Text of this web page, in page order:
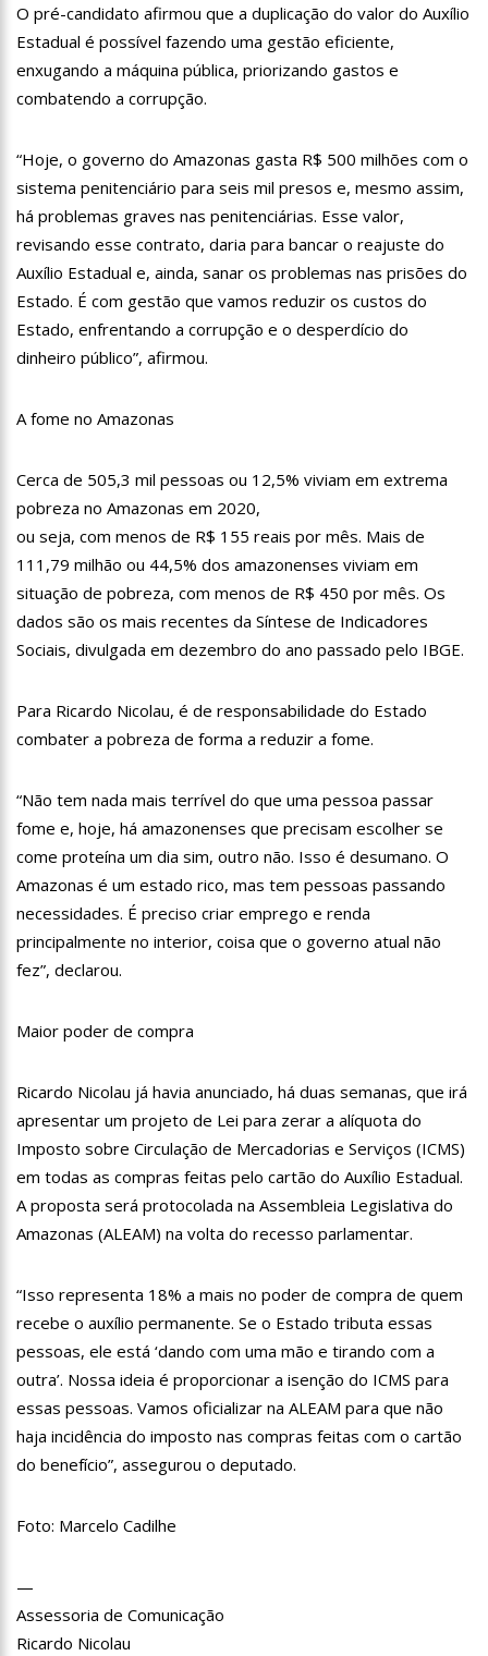
10:32 Vacinação contra Covid-19 acontece em 12 postos neste
sábado em Manaus
Bolsistas do Prouni começam a receber hoje auxílio de R$
400
17:50 Pesquisa aponta que tecnologia pode ajudar na melhoria da
20:07
Amazonino pretende transforma o estado em um canteiro de
obras para combater desemprego? fome e miséria
19:46
Viviane Lima é aposta do MDB para ser deputada federal do
Amazonas
20:23 Prefeitura abre credenciamento de prestadores de serviços
para o Manausmed
00:59
Pré-Candidata a Deputada Federal, Viviane Lima(MDB)
desponta nas pesquisas de intenção de votos
10:06 Populares expulsam equipe da Amazonas Energia que
Junho, afirma Menezes
ao ser ovacionado em festa popular
14:41 Mais de 50 unidades de saúde da Prefeitura ofertam vacina
contra a Covid-19 nesta semana em Manaus
13:57 Moradores celebram pagamento de indenizações do Anel
Viário Leste
11:55 Enem só em 2022, tem 3,3 milhões de inscrições confirmadas
no Brasil
11:32 Engenheiro é o segundo brasileiro a viajar ao espaço, confira
Sievierodonetsk
15:39 Provas do concurso da Semsa do nível médio acontecem
15:24 Wilson Lima concede a 6.705 famílias o direito de uso da terra
em 11 Unidades de Conservação Estaduais
Capacitação para Conselheiros Tutelares do Amazonas tem
inicio programado para setembro
17:01 Veja agora a programação Cultural para o domingo do Dia
dos Pais na cidade de Manaus.
21:23 Após Receber R$21,4 Milhões Do Governo Do Amazonas,
19:03 Deputado Péricles Faz Manobra Que Pode Enterrar CPI Da
14:31
Começa na próxima semana em Manaus, a vacinação em
massa contra a Influenza, sendo disponibilizada para toda
população.
Morre Otávio Raman Neves, dono do jornal em tempo,
afiliada do SBT em Manaus, de covid-19. Muita emoção dos
familiares e amigos que compareceram ao velório.
17:35 Omar Aziz anuncia, CPI da Covid não fará recesso.
18:55 594 doses vencidas da AstraZeneca foram aplicadas no
402 mil casos de covid-19, já ultrapassa no Amazonas e
registra 14 novos óbitos.
07:35
Covid-19, Wilson Lima, família Lins X CPI DA SAÚDE – AM
20:57 Atenção Para O Golpe Do PIX; Polícia Faz Alerta Importante
18:53 Saiba quem é o novo amor de Flordelis. ela aparece em
vídeo chamando jovem de “amor”
Fausto Júnior Pode Ser O Primeiro A Sair Preso Da CPI Da
07:27 Prefeitura de Manaus define esquema para o ‘viradão’ da
Polícia Militar recupera veículos e detém suspeito por furto
O pré-candidato afirmou que a duplicação do valor do Auxílio
Estadual é possível fazendo uma gestão eficiente,
enxugando a máquina pública, priorizando gastos e
combatendo a corrupção.
“Hoje, o governo do Amazonas gasta R$ 500 milhões com o
sistema penitenciário para seis mil presos e, mesmo assim,
há problemas graves nas penitenciárias. Esse valor,
revisando esse contrato, daria para bancar o reajuste do
Auxílio Estadual e, ainda, sanar os problemas nas prisões do
Estado. É com gestão que vamos reduzir os custos do
Estado, enfrentando a corrupção e o desperdício do
dinheiro público”, afirmou.
A fome no Amazonas
Cerca de 505,3 mil pessoas ou 12,5% viviam em extrema
pobreza no Amazonas em 2020,
ou seja, com menos de R$ 155 reais por mês. Mais de
111,79 milhão ou 44,5% dos amazonenses viviam em
situação de pobreza, com menos de R$ 450 por mês. Os
dados são os mais recentes da Síntese de Indicadores
Sociais, divulgada em dezembro do ano passado pelo IBGE.
Para Ricardo Nicolau, é de responsabilidade do Estado
combater a pobreza de forma a reduzir a fome.
“Não tem nada mais terrível do que uma pessoa passar
fome e, hoje, há amazonenses que precisam escolher se
come proteína um dia sim, outro não. Isso é desumano. O
Amazonas é um estado rico, mas tem pessoas passando
necessidades. É preciso criar emprego e renda
principalmente no interior, coisa que o governo atual não
fez”, declarou.
Maior poder de compra
Ricardo Nicolau já havia anunciado, há duas semanas, que irá
apresentar um projeto de Lei para zerar a alíquota do
Imposto sobre Circulação de Mercadorias e Serviços (ICMS)
em todas as compras feitas pelo cartão do Auxílio Estadual.
A proposta será protocolada na Assembleia Legislativa do
Amazonas (ALEAM) na volta do recesso parlamentar.
“Isso representa 18% a mais no poder de compra de quem
recebe o auxílio permanente. Se o Estado tributa essas
pessoas, ele está ‘dando com uma mão e tirando com a
outra’. Nossa ideia é proporcionar a isenção do ICMS para
essas pessoas. Vamos oficializar na ALEAM para que não
haja incidência do imposto nas compras feitas com o cartão
do benefício”, assegurou o deputado.
Foto: Marcelo Cadilhe
—
Assessoria de Comunicação
Ricardo Nicolau